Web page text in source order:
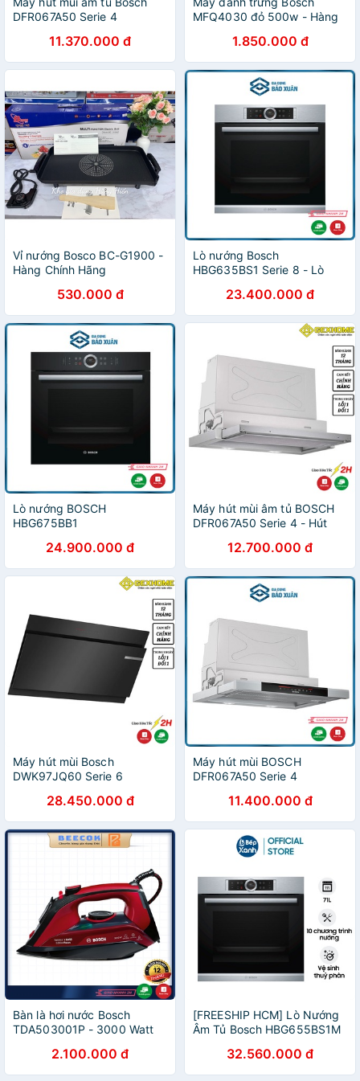
DFR067A50 Serie 4
11.370.000 đ
MFQ4030 đỏ 500w - Hàng
1.850.000 đ
Vỉ nướng Bosco BC-G1900 -
Hàng Chính Hãng
530.000 đ
Lò nướng Bosch
HBG635BS1 Serie 8 - Lò
23.400.000 đ
Lò nướng BOSCH
HBG675BB1
24.900.000 đ
Máy hút mùi âm tủ BOSCH
DFR067A50 Serie 4 - Hút
12.700.000 đ
Máy hút mùi Bosch
DWK97JQ60 Serie 6
28.450.000 đ
Máy hút mùi BOSCH
DFR067A50 Serie 4
11.400.000 đ
Bàn là hơi nước Bosch
TDA503001P - 3000 Watt
2.100.000 đ
[FREESHIP HCM] Lò Nướng
Âm Tủ Bosch HBG655BS1M
Phân - Nhập Khẩu Đức
32.560.000 đ